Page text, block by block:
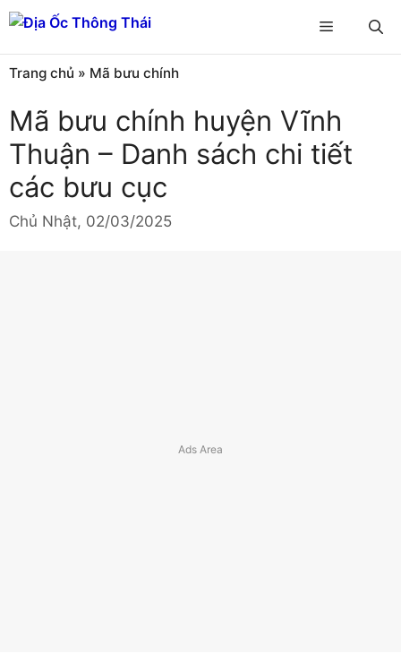
Chuyển
đến
nội
dung
Menu
Trang chủ » Mã bưu chính
Mã bưu chính huyện Vĩnh
Thuận – Danh sách chi tiết
các bưu cục
Chủ Nhật, 02/03/2025